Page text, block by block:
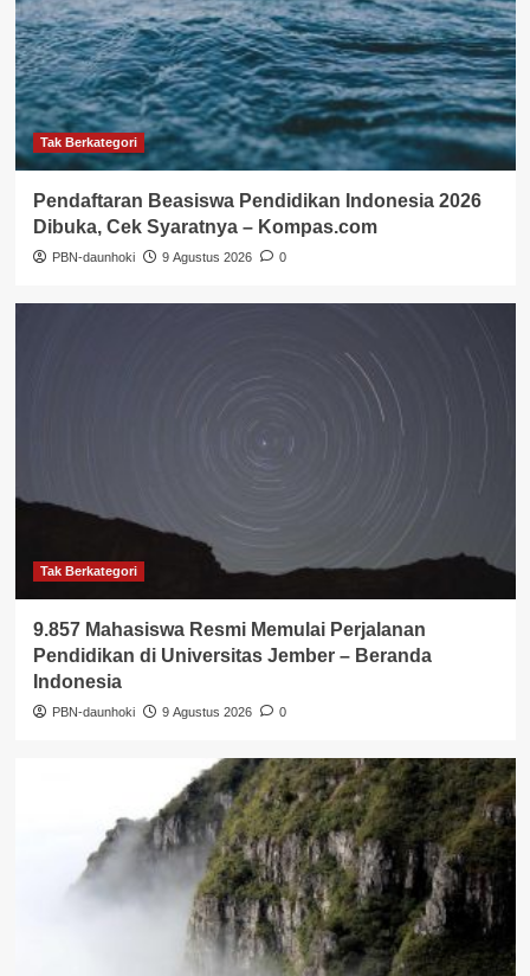
Tak Berkategori
Pendaftaran Beasiswa Pendidikan Indonesia 2026
Dibuka, Cek Syaratnya – Kompas.com
PBN-daunhoki 9 Agustus 2026 0
Tak Berkategori
9.857 Mahasiswa Resmi Memulai Perjalanan
Pendidikan di Universitas Jember – Beranda
Indonesia
PBN-daunhoki 9 Agustus 2026 0